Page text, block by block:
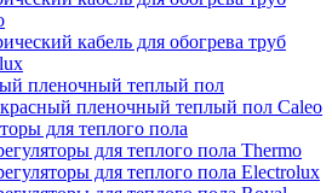
кабель для обогрева труб
пленочный теплый пол
пленочный теплый пол Caleo
для теплого пола
для теплого пола Thermo
для теплого пола Electrolux